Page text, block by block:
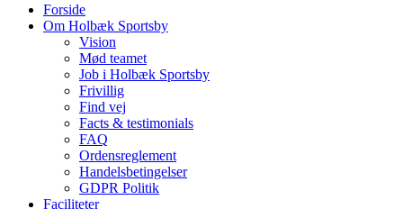
Forside
Om Holbæk Sportsby
Vision
Mød teamet
Job i Holbæk Sportsby
Frivillig
Find vej
Facts & testimonials
FAQ
Ordensreglement
Handelsbetingelser
GDPR Politik
Faciliteter